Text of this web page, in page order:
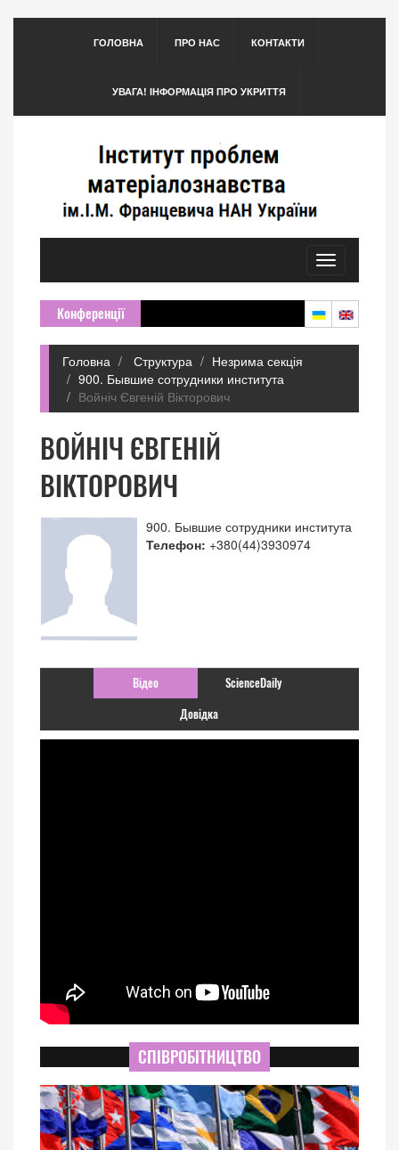
ГОЛОВНА ПРО НАС КОНТАКТИ
УВАГА! ІНФОРМАЦІЯ ПРО УКРИТТЯ
Toggle
navigation
Конференції
Головна Структура
Незрима секція
900. Бывшие сотрудники института
Войніч Євгеній Вікторович
ВОЙНІЧ ЄВГЕНІЙ
ВІКТОРОВИЧ
900. Бывшие сотрудники института
Телефон: +380(44)3930974
Відео ScienceDaily
Довідка
СПІВРОБІТНИЦТВО